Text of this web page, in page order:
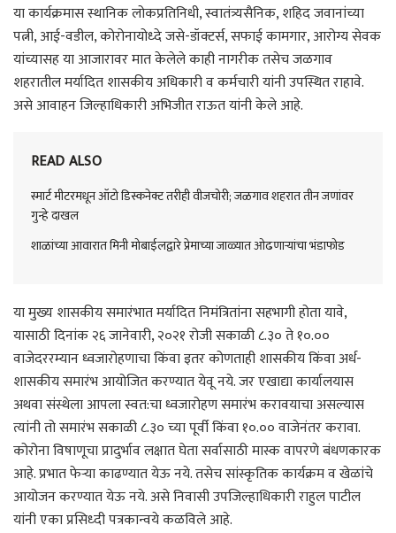
या कार्यक्रमास स्थानिक लोकप्रतिनिधी, स्वातंत्र्यसैनिक, शहिद जवानांच्या
पत्नी, आई-वडील, कोरोनायोध्दे जसे-डॉक्टर्स, सफाई कामगार, आरोग्य सेवक
यांच्यासह या आजारावर मात केलेले काही नागरीक तसेच जळगाव
शहरातील मर्यादित शासकीय अधिकारी व कर्मचारी यांनी उपस्थित राहावे.
असे आवाहन जिल्हाधिकारी अभिजीत राऊत यांनी केले आहे.
READ ALSO
स्मार्ट मीटरमधून ऑटो डिस्कनेक्ट तरीही वीजचोरी; जळगाव शहरात तीन जणांवर
गुन्हे दाखल
शाळांच्या आवारात मिनी मोबाईलद्वारे प्रेमाच्या जाळ्यात ओढणाऱ्यांचा भंडाफोड
या मुख्य शासकीय समारंभात मर्यादित निमंत्रितांना सहभागी होता यावे,
यासाठी दिनांक २६ जानेवारी, २०२१ रोजी सकाळी ८.३० ते १०.००
वाजेदररम्यान ध्वजारोहणाचा किंवा इतर कोणताही शासकीय किंवा अर्ध-
शासकीय समारंभ आयोजित करण्यात येवू नये. जर एखाद्या कार्यालयास
अथवा संस्थेला आपला स्वत:चा ध्वजारोहण समारंभ करावयाचा असल्यास
त्यांनी तो समारंभ सकाळी ८.३० च्या पूर्वी किंवा १०.०० वाजेनंतर करावा.
कोरोना विषाणूचा प्रादुर्भाव लक्षात घेता सर्वासाठी मास्क वापरणे बंधणकारक
आहे. प्रभात फेऱ्या काढण्यात येऊ नये. तसेच सांस्कृतिक कार्यक्रम व खेळांचे
आयोजन करण्यात येऊ नये. असे निवासी उपजिल्हाधिकारी राहुल पाटील
यांनी एका प्रसिध्दी पत्रकान्वये कळविले आहे.